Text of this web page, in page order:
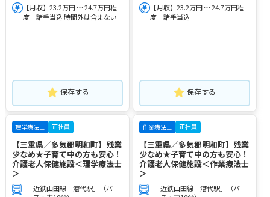
【月収】23.2万円 ～ 24.7万円程
度 諸手当込 時間外は含まない
保存する
【月収】23.2万円 ～ 24.7万円程
度 諸手当込
保存する
理学療法士 正社員
【三重県／多気郡明和町】残業
少なめ★子育て中の方も安心！
介護老人保健施設＜理学療法士
＞
近鉄山田線「漕代駅」（バ
作業療法士 正社員
【三重県／多気郡明和町】残業
少なめ★子育て中の方も安心！
介護老人保健施設＜作業療法士
＞
近鉄山田線「漕代駅」（バ